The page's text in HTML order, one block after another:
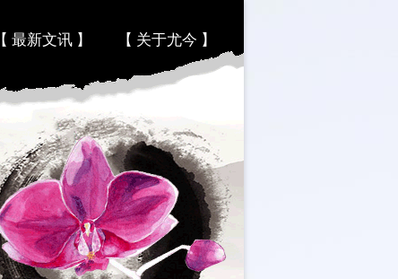
【 最新文讯 】 【 关于尤今 】